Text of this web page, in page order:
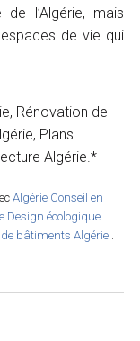
l’Algérie, mais
de vie qui
Rénovation de
Plans
Algérie.*
Algérie Conseil en
Design écologique
de bâtiments Algérie .